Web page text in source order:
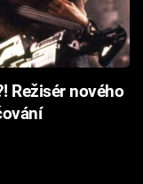
Režisér nového